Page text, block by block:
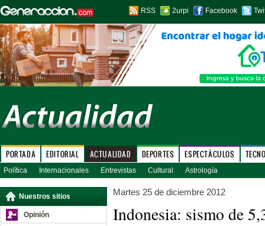
RSS 2urpi Facebook
PORTADA EDITORIAL ACTUALIDAD DEPORTES ESPECTÁCULOS
Política Internacionales Entrevistas Cultural Astrología
Nuestros sitios
Opinión
Martes 25 de diciembre 2012
Indonesia: sismo de